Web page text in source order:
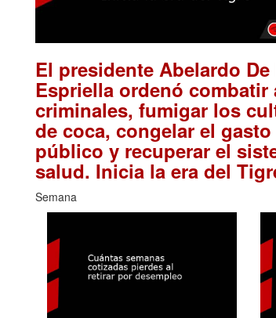
El presidente Abelardo De
Espriella ordenó combatir
criminales, fumigar los
de coca, congelar el gasto
público y recuperar el
salud. Inicia la era del
Semana